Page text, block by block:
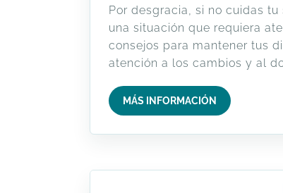
Por desgracia, si no cuidas
una situación que requiera
consejos para mantener tus
atención a los cambios y al
MÁS INFORMACIÓN